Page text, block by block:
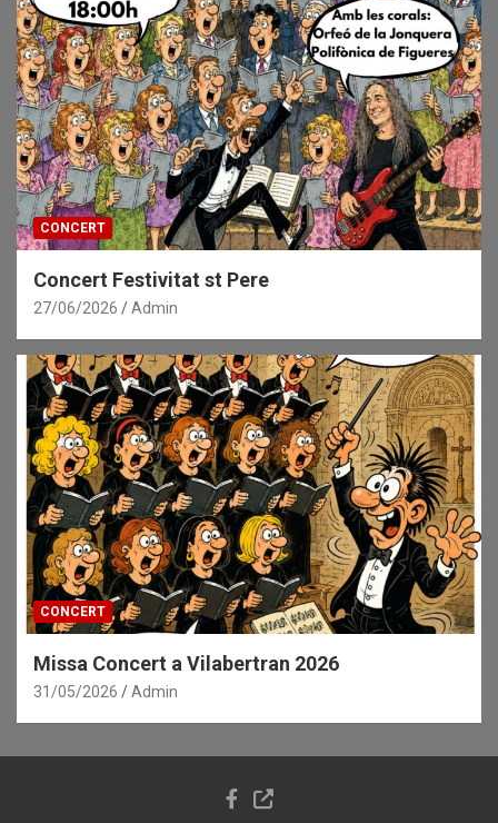
CONCERT
Concert Festivitat st Pere
27/06/2026 Admin
CONCERT
Missa Concert a Vilabertran 2026
31/05/2026 Admin